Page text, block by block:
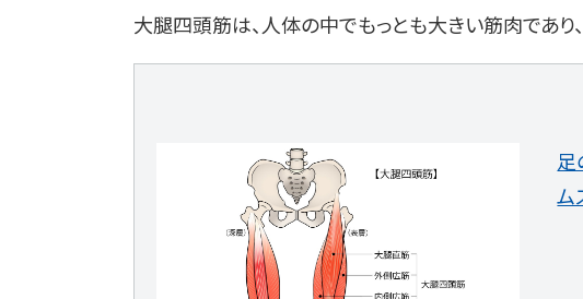
大腿四頭筋は、人体の中でもっとも大きい筋肉であり
足
ム